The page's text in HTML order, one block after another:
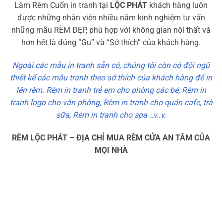
Làm Rèm Cuốn in tranh tại LỘC PHÁT khách hàng luôn
được những nhân viên nhiều năm kinh nghiệm tư vấn
những mẫu RÈM ĐẸP, phù hợp với không gian nội thất và
hơn hết là đúng “Gu” và “Sở thích” của khách hàng.
Ngoài các mẫu in tranh sẵn có, chúng tôi còn có đội ngũ
thiết kế các mẫu tranh theo sở thích của khách hàng để in
lên rèm. Rèm in tranh trẻ em cho phòng các bé; Rèm in
tranh logo cho văn phòng, Rèm in tranh cho quán cafe, trà
sữa, Rèm in tranh cho spa ..v..v.
RÈM LỘC PHÁT – ĐỊA CHỈ MUA RÈM CỬA AN TÂM CỦA
MỌI NHÀ